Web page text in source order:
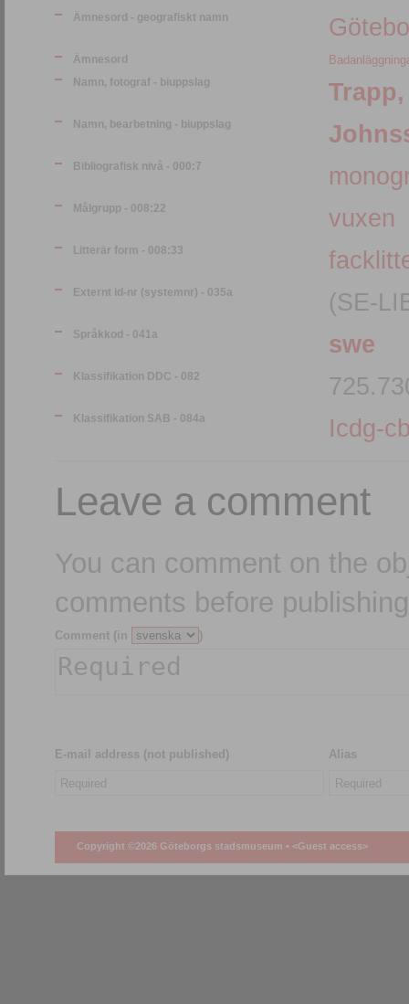
Ämnesord - geografiskt namn
Ämnesord
Namn, fotograf - biuppslag
Namn, bearbetning - biuppslag
Bibliografisk nivå - 000:7
Målgrupp - 008:22 vuxen
Litterär form - 008:33
Externt id-nr (systemnr) - 035a (SE-
Språkkod - 041a swe
Klassifikation DDC - 082
Klassifikation SAB - 084a Icdg-
Leave a comment
You can comment on the
comments before
Comment (in )
E-mail address (not published) Alias
Copyright ©2026 Göteborgs stadsmuseum • <Guest access>